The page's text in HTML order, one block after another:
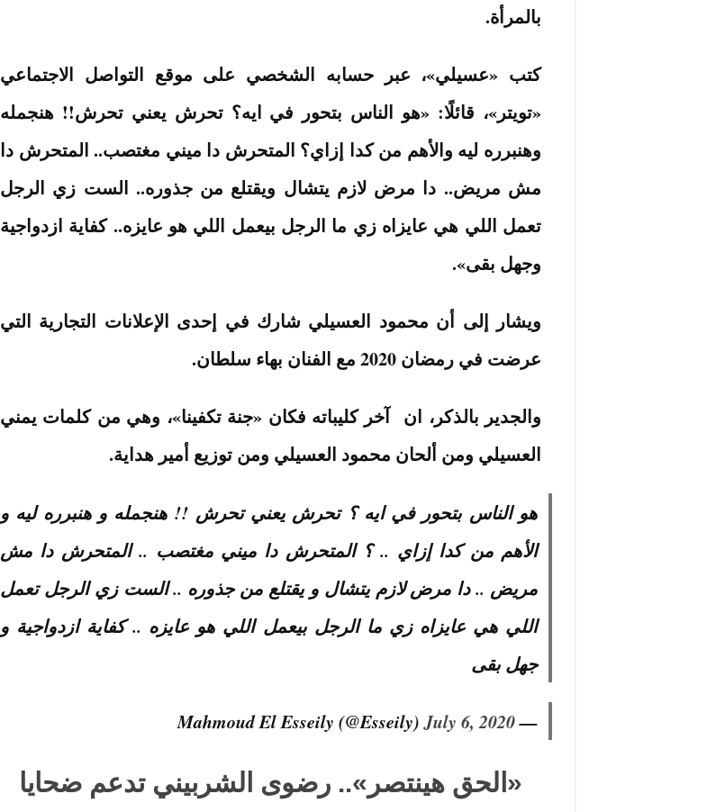
بالمرأة.
كتب «عسيلي»، عبر حسابه الشخصي على موقع التواصل الاجتماعي
«تويتر»، قائلًا: «هو الناس بتحور في ايه؟ تحرش يعني تحرش!! هنجمله
وهنبرره ليه والأهم من كدا إزاي؟ المتحرش دا ميني مغتصب.. المتحرش دا
مش مريض.. دا مرض لازم يتشال ويقتلع من جذوره.. الست زي الرجل
تعمل اللي هي عايزاه زي ما الرجل بيعمل اللي هو عايزه.. كفاية ازدواجية
وجهل بقى».
ويشار إلى أن محمود العسيلي شارك في إحدى الإعلانات التجارية التي
عرضت في رمضان 2020 مع الفنان بهاء سلطان.
والجدير بالذكر، ان آخر كليباته فكان «جنة تكفينا»، وهي من كلمات يمني
العسيلي ومن ألحان محمود العسيلي ومن توزيع أمير هداية.
هو الناس بتحور في ايه ؟ تحرش يعني تحرش !! هنجمله و هنبرره ليه و
الأهم من كدا إزاي .. ؟ المتحرش دا ميني مغتصب .. المتحرش دا مش
مريض .. دا مرض لازم يتشال و يقتلع من جذوره .. الست زي الرجل تعمل
اللي هي عايزاه زي ما الرجل بيعمل اللي هو عايزه .. كفاية ازدواجية و
جهل بقى
— Mahmoud El Esseily (@Esseily)
July 6, 2020
«الحق هينتصر».. رضوى الشربيني تدعم ضحايا